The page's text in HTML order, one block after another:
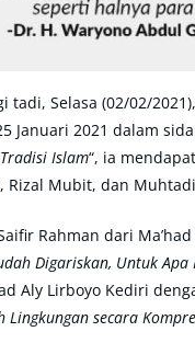
tadi, Selasa (02/02/
Januari 2021 dalam
Islam“, ia
Rizal Mubit, dan
Rahman dari
Digariskan, Untuk
Aly Lirboyo Kediri
Lingkungan secara